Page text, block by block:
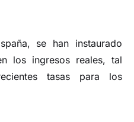
se han instaurado
los ingresos reales, tal
tasas para los